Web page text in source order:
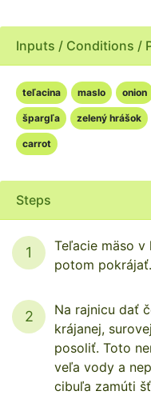
Inputs / Conditions /
teľacina maslo onion
špargľa zelený hrášok
carrot
Steps
1
Teľacie mäso v
potom pokrájať.
2
Na rajnicu dať
krájanej,
posoliť. Toto
veľa vody a
cibuľa zamúti